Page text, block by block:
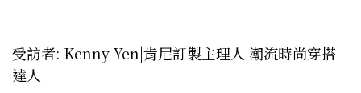
受訪者: Kenny Yen|肯尼訂製主理人|潮流時尚穿搭
達人